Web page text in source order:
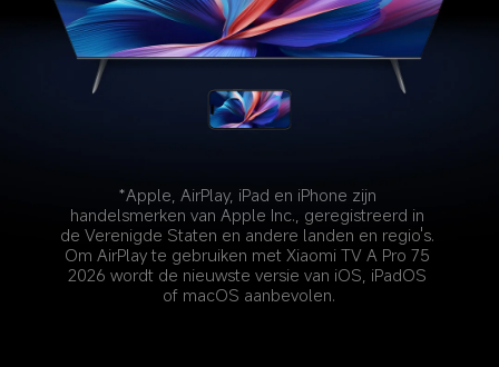
*Apple, AirPlay, iPad en iPhone zijn
handelsmerken van Apple Inc., geregistreerd in
de Verenigde Staten en andere landen en regio's.
Om AirPlay te gebruiken met Xiaomi TV A Pro 75
2026 wordt de nieuwste versie van iOS, iPadOS
of macOS aanbevolen.